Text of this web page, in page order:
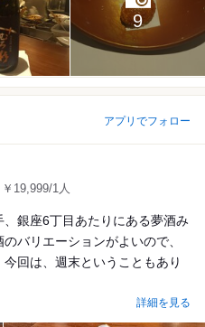
9
アプリでフォロー
19,999/1人
銀座6丁目あたりにある夢酒み
バリエーションがよいので、
回は、週末ということもあり
詳細を見る